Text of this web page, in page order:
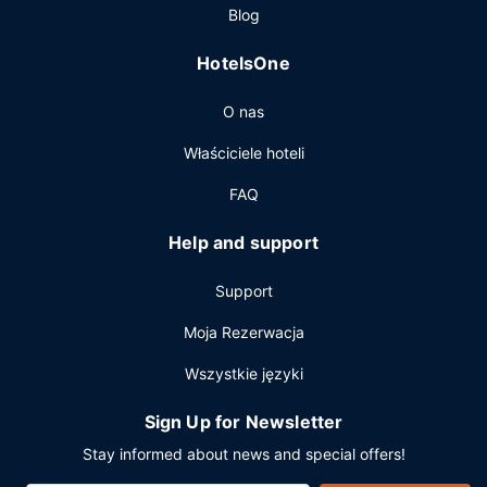
szwedzkiego stołu są podawane w dni powszednie od 7
Udogodnienia biznesowe to usługi pralni chemicznej,
obiekt typu hotel oferuje następującą liczbę sal
Blog
HotelsOne
O nas
Właściciele hoteli
FAQ
Help and support
Support
Moja Rezerwacja
Wszystkie języki
Sign Up for Newsletter
Stay informed about news and special offers!